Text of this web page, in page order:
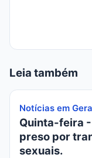
Leia também
Notícias em
Quinta-feira
preso por
sexuais.